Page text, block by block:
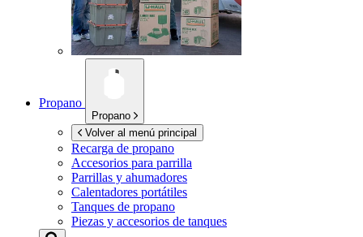
Propano
Propano
Volver al menú principal
Recarga de propano
Accesorios para parrilla
Parrillas y ahumadores
Calentadores portátiles
Tanques de propano
Piezas y accesorios de tanques